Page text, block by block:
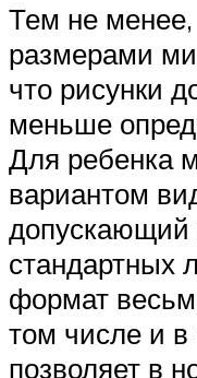
Тем не менее,
размерами
что рисунки
меньше
Для ребенка
вариантом
допускающий
стандартных
формат
том числе и в
позволяет в